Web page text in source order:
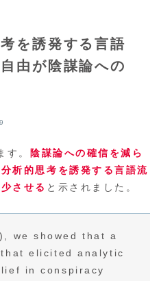
を誘発する言語
由が陰謀論への
。
陰謀論への確信を減ら
析的思考を誘発する言語流
させる と示されました。
we showed that a
elicited analytic
in conspiracy